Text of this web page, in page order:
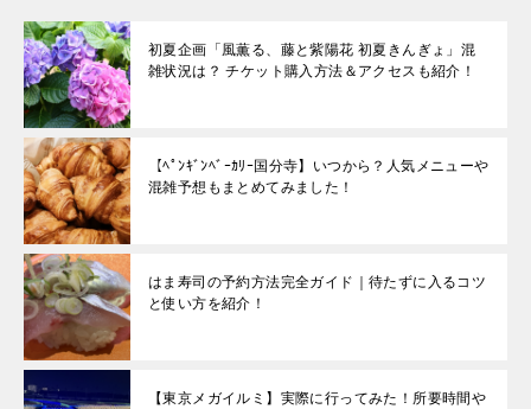
初夏企画「風薫る、藤と紫陽花 初夏きんぎょ」混
雑状況は？ チケット購入方法＆アクセスも紹介！
【ﾍﾟﾝｷﾞﾝﾍﾞｰｶﾘｰ国分寺】いつから？人気メニューや
混雑予想もまとめてみました！
はま寿司の予約方法完全ガイド｜待たずに入るコツ
と使い方を紹介！
【東京メガイルミ】実際に行ってみた！所要時間や